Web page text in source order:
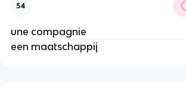
54
une compagnie
een maatschappij